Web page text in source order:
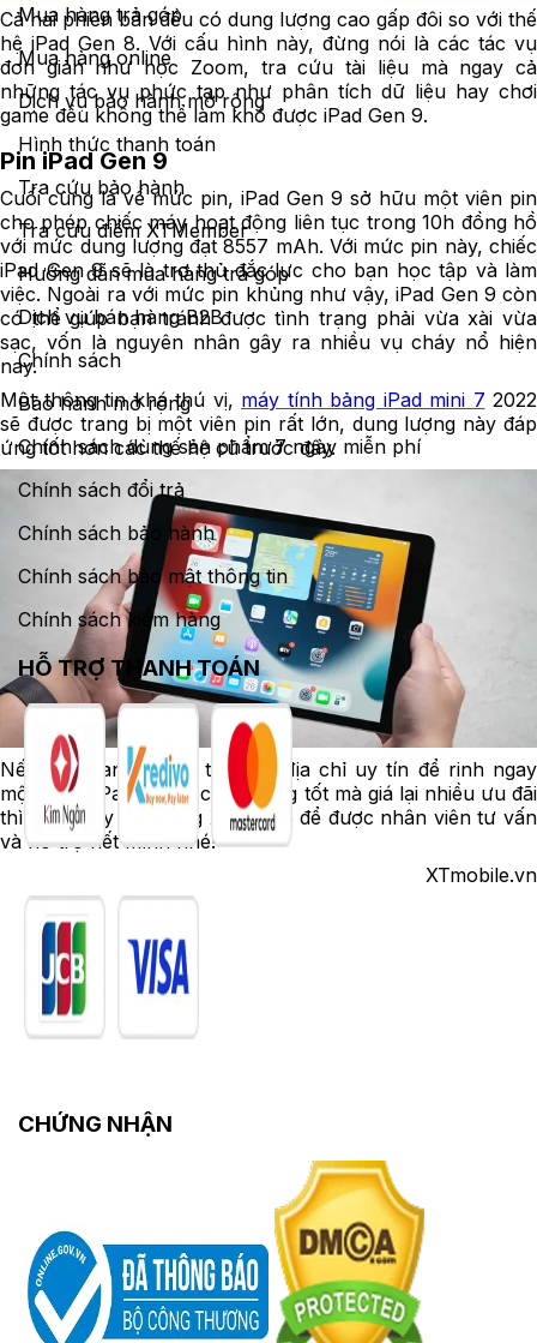
Cả hai phiên bản đều có dung lượng cao gấp đôi so với thế
hệ iPad Gen 8. Với cấu hình này, đừng nói là các tác vụ
đơn giản như học Zoom, tra cứu tài liệu mà ngay cả
những tác vụ phức tạp như phân tích dữ liệu hay chơi
game đều không thể làm khó được iPad Gen 9.
Pin iPad Gen 9
Cuối cùng là về mức pin, iPad Gen 9 sở hữu một viên pin
cho phép chiếc máy hoạt động liên tục trong 10h đồng hồ
với mức dung lượng đạt 8557 mAh. Với mức pin này, chiếc
iPad Gen 9 sẽ là trợ thủ đắc lực cho bạn học tập và làm
việc. Ngoài ra với mức pin khủng như vậy, iPad Gen 9 còn
có thể giúp bạn tránh được tình trạng phải vừa xài vừa
sạc, vốn là nguyên nhân gây ra nhiều vụ cháy nổ hiện
nay.
Một thông tin khá thú vị, máy tính bảng iPad mini 7 2022
sẽ được trang bị một viên pin rất lớn, dung lượng này đáp
ứng tốt hơn các thế hệ cũ trước đây.
Nếu bạn đang muốn tìm một địa chỉ uy tín để rinh ngay
một chiếc iPad Gen 9 chất lượng tốt mà giá lại nhiều ưu đãi
thì ghé ngay hệ thống XTmobile để được nhân viên tư vấn
và hỗ trợ hết mình nhé!
XTmobile.vn
Mua hàng trả góp
Mua hàng online
Dịch vụ bảo hành mở rộng
Hình thức thanh toán
Tra cứu bảo hành
Tra cứu điểm XTMember
Hướng dẫn mua hàng trả góp
Dịch vụ bán hàng B2B
Chính sách
Bảo hành mở rộng
Chính sách dùng sản phẩm 7 ngày miễn phí
Chính sách đổi trả
Chính sách bảo hành
Chính sách bảo mật thông tin
Chính sách kiểm hàng
HỖ TRỢ THANH TOÁN
CHỨNG NHẬN